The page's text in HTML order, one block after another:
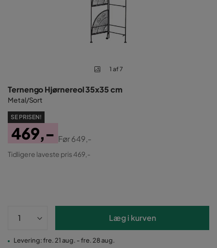
1 af 7
Ternengo Hjørnereol 35x35 cm
Metal/Sort
SE PRISEN!
Pris
469,-
Original
Før649,-
Tidligere laveste pris 469,-
Læg i kurven
Levering: fre. 21 aug. - fre. 28 aug.